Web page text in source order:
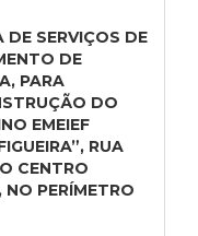
SERVIÇOS DE
DE
PARA
DO
EMEIEF
RUA
CENTRO
PERÍMETRO